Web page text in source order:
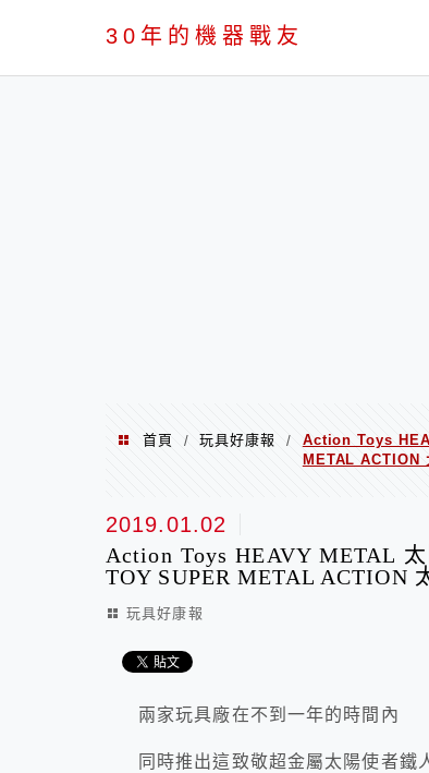
30年的機器戰友
首頁 / 玩具好康報 /
Action Toys
METAL ACTION
2019.01.02
Action Toys HEAVY METAL
TOY SUPER METAL ACTION
玩具好康報
兩家玩具廠在不到一年的時間內
同時推出這致敬超金屬太陽使者鐵